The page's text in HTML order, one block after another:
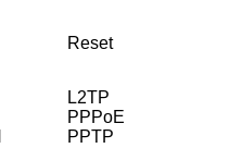
Reset
L2TP
PPPoE
PPTP